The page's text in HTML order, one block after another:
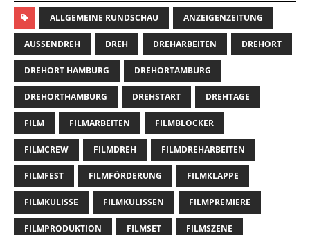
ALLGEMEINE RUNDSCHAU ANZEIGENZEITUNG
AUSSENDREH DREH DREHARBEITEN DREHORT
DREHORT HAMBURG DREHORTAMBURG
DREHORTHAMBURG DREHSTART DREHTAGE
FILM FILMARBEITEN FILMBLOCKER
FILMCREW FILMDREH FILMDREHARBEITEN
FILMFEST FILMFÖRDERUNG FILMKLAPPE
FILMKULISSE FILMKULISSEN FILMPREMIERE
FILMPRODUKTION FILMSET FILMSZENE